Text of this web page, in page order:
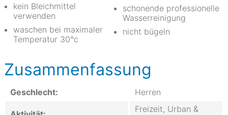
kein Bleichmittel
verwenden
waschen bei maximaler
Temperatur 30°c
schonende professionelle
Wasserreinigung
nicht bügeln
Zusammenfassung
Geschlecht: Herren
Freizeit, Urban &